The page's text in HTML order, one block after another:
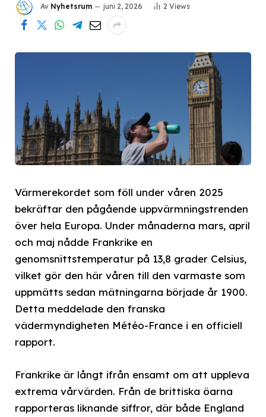
Av Nyhetsrum juni 2, 2026 2 Views
Värmerekordet som föll under våren 2025
bekräftar den pågående uppvärmningstrenden
över hela Europa. Under månaderna mars, april
och maj nådde Frankrike en
genomsnittstemperatur på 13,8 grader Celsius,
vilket gör den här våren till den varmaste som
uppmätts sedan mätningarna började år 1900.
Detta meddelade den franska
vädermyndigheten Météo-France i en officiell
rapport.
Frankrike är långt ifrån ensamt om att uppleva
extrema vårvärden. Från de brittiska öarna
rapporteras liknande siffror, där både England